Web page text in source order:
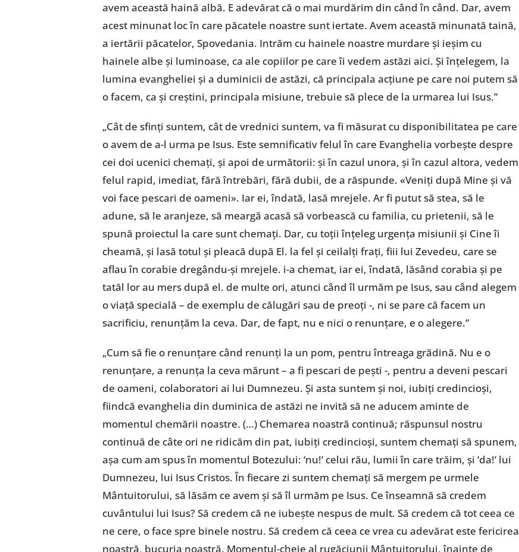
avem această haină albă. E adevărat că o mai murdărim din când în când. Dar, avem
acest minunat loc în care păcatele noastre sunt iertate. Avem această minunată taină,
a iertării păcatelor, Spovedania. Intrăm cu hainele noastre murdare și ieșim cu
hainele albe și luminoase, ca ale copiilor pe care îi vedem astăzi aici. Și înțelegem, la
lumina evangheliei și a duminicii de astăzi, că principala acțiune pe care noi putem să
o facem, ca și creștini, principala misiune, trebuie să plece de la urmarea lui Isus.”
„Cât de sfinți suntem, cât de vrednici suntem, va fi măsurat cu disponibilitatea pe care
o avem de a-l urma pe Isus. Este semnificativ felul în care Evanghelia vorbește despre
cei doi ucenici chemați, și apoi de următorii: și în cazul unora, și în cazul altora, vedem
felul rapid, imediat, fără întrebări, fără dubii, de a răspunde. «Veniți după Mine și vă
voi face pescari de oameni». Iar ei, îndată, lasă mrejele. Ar fi putut să stea, să le
adune, să le aranjeze, să meargă acasă să vorbească cu familia, cu prietenii, să le
spună proiectul la care sunt chemați. Dar, cu toții înțeleg urgența misiunii și Cine îi
cheamă, și lasă totul și pleacă după El. la fel și ceilalți frați, fiii lui Zevedeu, care se
aflau în corabie dregându-și mrejele. i-a chemat, iar ei, îndată, lăsând corabia și pe
tatăl lor au mers după el. de multe ori, atunci când îl urmăm pe Isus, sau când alegem
o viață specială – de exemplu de călugări sau de preoți -, ni se pare că facem un
sacrificiu, renunțăm la ceva. Dar, de fapt, nu e nici o renunțare, e o alegere.”
„Cum să fie o renunțare când renunți la un pom, pentru întreaga grădină. Nu e o
renunțare, a renunța la ceva mărunt – a fi pescari de pești -, pentru a deveni pescari
de oameni, colaboratori ai lui Dumnezeu. Și asta suntem și noi, iubiți credincioși,
fiindcă evanghelia din duminica de astăzi ne invită să ne aducem aminte de
momentul chemării noastre. (…) Chemarea noastră continuă; răspunsul nostru
continuă de câte ori ne ridicăm din pat, iubiți credincioși, suntem chemați să spunem,
așa cum am spus în momentul Botezului: ‘nu!’ celui rău, lumii în care trăim, și ‘da!’ lui
Dumnezeu, lui Isus Cristos. În fiecare zi suntem chemați să mergem pe urmele
Mântuitorului, să lăsăm ce avem și să îl urmăm pe Isus. Ce înseamnă să credem
cuvântului lui Isus? Să credem că ne iubește nespus de mult. Să credem că tot ceea ce
ne cere, o face spre binele nostru. Să credem că ceea ce vrea cu adevărat este fericirea
noastră, bucuria noastră. Momentul-cheie al rugăciunii Mântuitorului, înainte de